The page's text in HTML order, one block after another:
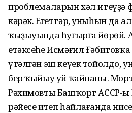
проблемаларын хәл итеүҙә
кәрәк. Егеттәр, уныһын да
ҡыҙыуында һуғырға
етәксеһе Исмәғил
үтәлгән эш кеүек тойолдо,
бер ҡыйыу уй ҡайнаны.
Рәхимовты Башҡорт АССР-
рәйесе итеп һай­лағанда